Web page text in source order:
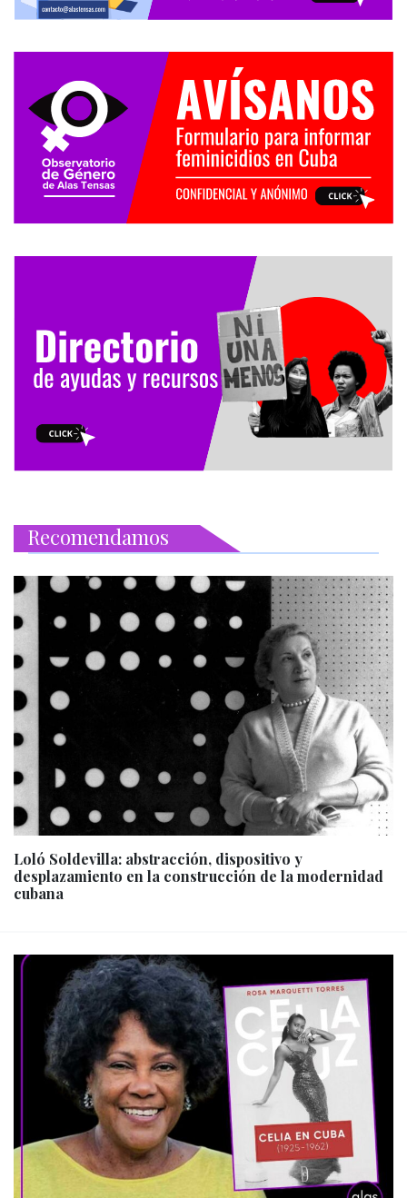
Recomendamos
Loló Soldevilla: abstracción, dispositivo y
desplazamiento en la construcción de la modernidad
cubana